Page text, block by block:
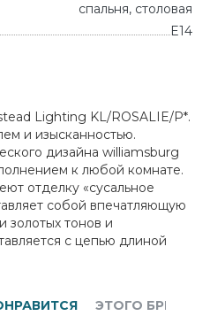
спальня, столовая
E14
Lighting KL/ROSALIE/P*.
и изысканностью.
дизайна williamsburg
к любой комнате.
отделку «сусальное
собой впечатляющую
золотых тонов и
с цепью длиной
ЭТОГО БРЕНДА